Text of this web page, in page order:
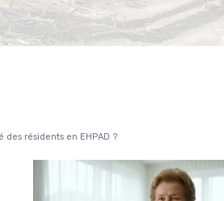
résidents en EHPAD ?